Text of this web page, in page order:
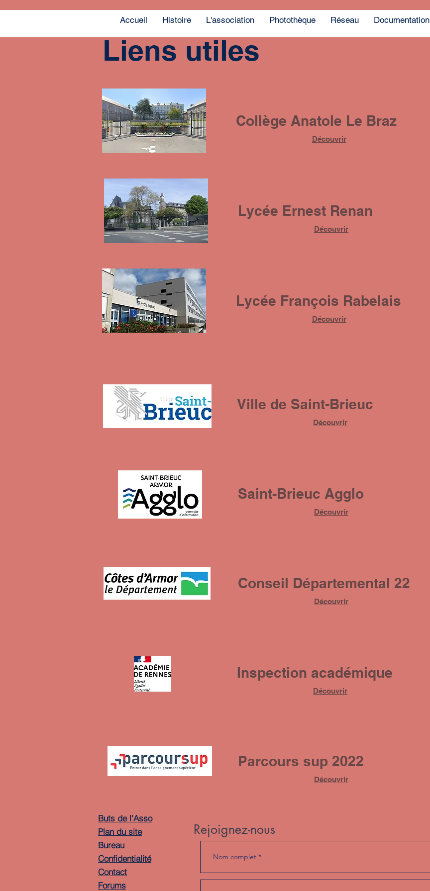
Accueil Histoire L'association Photothèque Réseau Documentation
Liens utiles
Collège Anatole Le Braz
Découvrir
Lycée Ernest Renan
Découvrir
Lycée François Rabelais
Découvrir
Ville de Saint-Brieuc
Découvrir
Saint-Brieuc Agglo
Découvrir
Conseil Départemental 22
Découvrir
Inspection académique
Découvrir
Parcours sup 2022
Découvrir
Buts de l'Asso
Plan du site
Bureau
Confidentialité
Contact
Forums
Rejoignez-nous